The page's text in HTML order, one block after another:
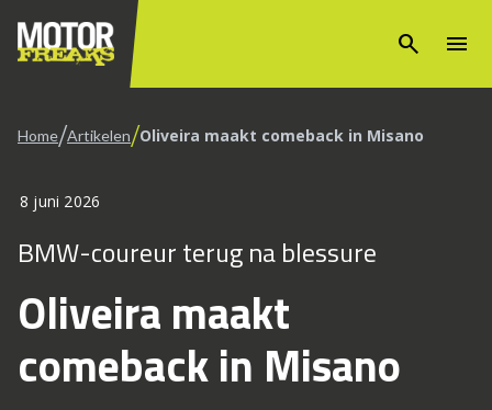
search menu
Home/Artikelen/Oliveira maakt comeback in Misano
8 juni 2026
BMW-coureur terug na blessure
Oliveira maakt
comeback in Misano